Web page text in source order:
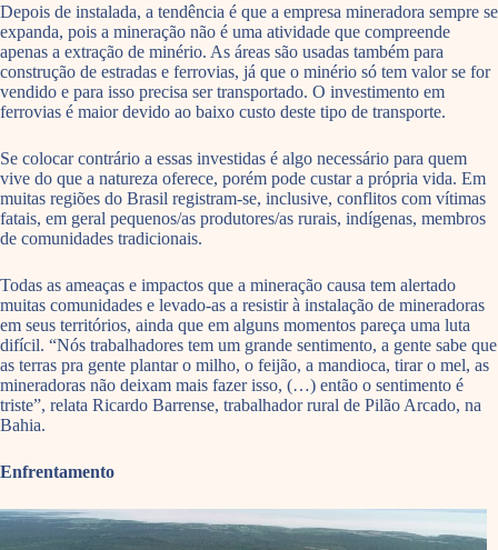
Depois de instalada, a tendência é que a empresa mineradora sempre se
expanda, pois a mineração não é uma atividade que compreende
apenas a extração de minério. As áreas são usadas também para
construção de estradas e ferrovias, já que o minério só tem valor se for
vendido e para isso precisa ser transportado. O investimento em
ferrovias é maior devido ao baixo custo deste tipo de transporte.
Se colocar contrário a essas investidas é algo necessário para quem
vive do que a natureza oferece, porém pode custar a própria vida. Em
muitas regiões do Brasil registram-se, inclusive, conflitos com vítimas
fatais, em geral pequenos/as produtores/as rurais, indígenas, membros
de comunidades tradicionais.
Todas as ameaças e impactos que a mineração causa tem alertado
muitas comunidades e levado-as a resistir à instalação de mineradoras
em seus territórios, ainda que em alguns momentos pareça uma luta
difícil. “Nós trabalhadores tem um grande sentimento, a gente sabe que
as terras pra gente plantar o milho, o feijão, a mandioca, tirar o mel, as
mineradoras não deixam mais fazer isso, (…) então o sentimento é
triste”, relata Ricardo Barrense, trabalhador rural de Pilão Arcado, na
Bahia.
Enfrentamento